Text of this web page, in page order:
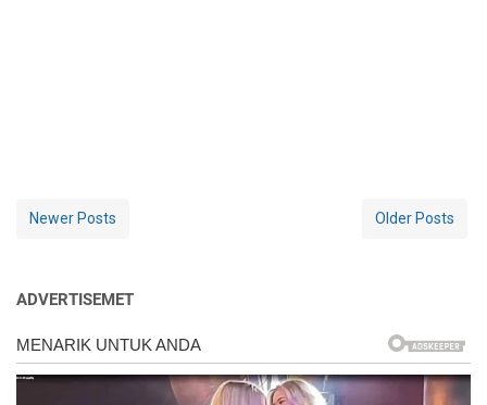
Newer Posts Older Posts
ADVERTISEMET